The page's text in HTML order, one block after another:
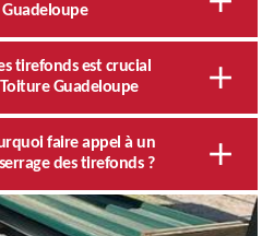
tirefonds est crucial
Guadeloupe
faire appel à un
des tirefonds ?